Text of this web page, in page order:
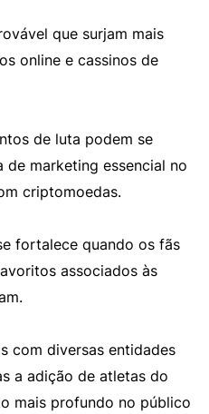
que surjam mais
online e cassinos de
de luta podem se
de marketing essencial no
criptomoedas.
fortalece quando os fãs
associados às
com diversas entidades
a adição de atletas do
mais profundo no público